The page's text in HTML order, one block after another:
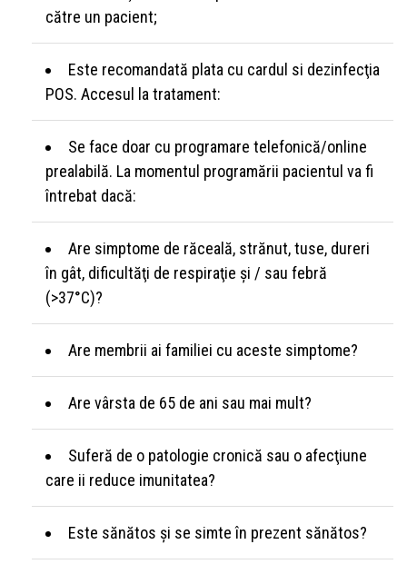
către un pacient;
Este recomandată plata cu cardul si dezinfecţia
POS. Accesul la tratament:
Se face doar cu programare telefonică/online
prealabilă. La momentul programării pacientul va fi
întrebat dacă:
Are simptome de răceală, strănut, tuse, dureri
în gât, dificultăţi de respiraţie şi / sau febră
(>37°C)?
Are membrii ai familiei cu aceste simptome?
Are vârsta de 65 de ani sau mai mult?
Suferă de o patologie cronică sau o afecţiune
care ii reduce imunitatea?
Este sănătos şi se simte în prezent sănătos?